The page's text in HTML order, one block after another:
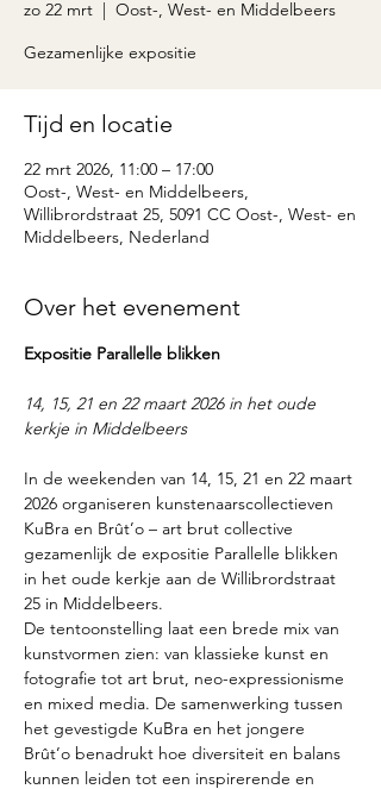
zo 22 mrt
  |
Oost-, West- en Middelbeers
Gezamenlijke expositie
Tijd en locatie
22 mrt 2026, 11:00 – 17:00
Oost-, West- en Middelbeers,
Willibrordstraat 25, 5091 CC Oost-, West- en
Middelbeers, Nederland
Over het evenement
Expositie Parallelle blikken
14, 15, 21 en 22 maart 2026 in het oude
kerkje in Middelbeers
In de weekenden van 14, 15, 21 en 22 maart
2026 organiseren kunstenaarscollectieven
KuBra en Brût’o – art brut collective
gezamenlijk de expositie Parallelle blikken
in het oude kerkje aan de Willibrordstraat
25 in Middelbeers.
De tentoonstelling laat een brede mix van
kunstvormen zien: van klassieke kunst en
fotografie tot art brut, neo-expressionisme
en mixed media. De samenwerking tussen
het gevestigde KuBra en het jongere
Brût’o benadrukt hoe diversiteit en balans
kunnen leiden tot een inspirerende en